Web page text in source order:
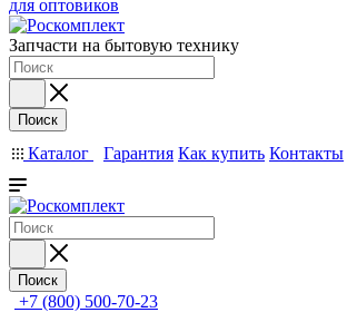
для оптовиков
Запчасти на бытовую технику
Поиск
Каталог Гарантия Как купить Контакты
Поиск
+7 (800) 500-70-23